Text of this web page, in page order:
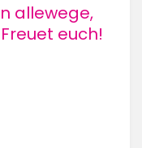
allewege,
euch!